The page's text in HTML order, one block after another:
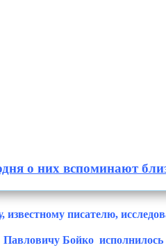
о них вспоминают
известному писателю,
Павловичу Бойко